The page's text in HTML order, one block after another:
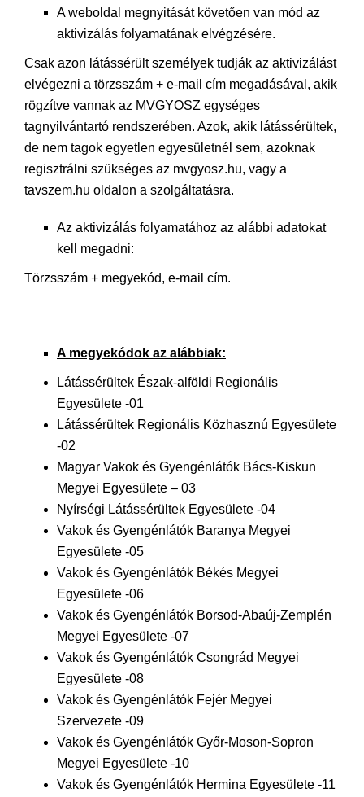
A weboldal megnyitását követően van mód az
aktivizálás folyamatának elvégzésére.
Csak azon látássérült személyek tudják az aktivizálást
elvégezni a törzsszám + e-mail cím megadásával, akik
rögzítve vannak az MVGYOSZ egységes
tagnyilvántartó rendszerében. Azok, akik látássérültek,
de nem tagok egyetlen egyesületnél sem, azoknak
regisztrálni szükséges az mvgyosz.hu, vagy a
tavszem.hu oldalon a szolgáltatásra.
Az aktivizálás folyamatához az alábbi adatokat
kell megadni:
Törzsszám + megyekód, e-mail cím.
A megyekódok az alábbiak:
Látássérültek Észak-alföldi Regionális
Egyesülete -01
Látássérültek Regionális Közhasznú Egyesülete
-02
Magyar Vakok és Gyengénlátók Bács-Kiskun
Megyei Egyesülete – 03
Nyírségi Látássérültek Egyesülete -04
Vakok és Gyengénlátók Baranya Megyei
Egyesülete -05
Vakok és Gyengénlátók Békés Megyei
Egyesülete -06
Vakok és Gyengénlátók Borsod-Abaúj-Zemplén
Megyei Egyesülete -07
Vakok és Gyengénlátók Csongrád Megyei
Egyesülete -08
Vakok és Gyengénlátók Fejér Megyei
Szervezete -09
Vakok és Gyengénlátók Győr-Moson-Sopron
Megyei Egyesülete -10
Vakok és Gyengénlátók Hermina Egyesülete -11